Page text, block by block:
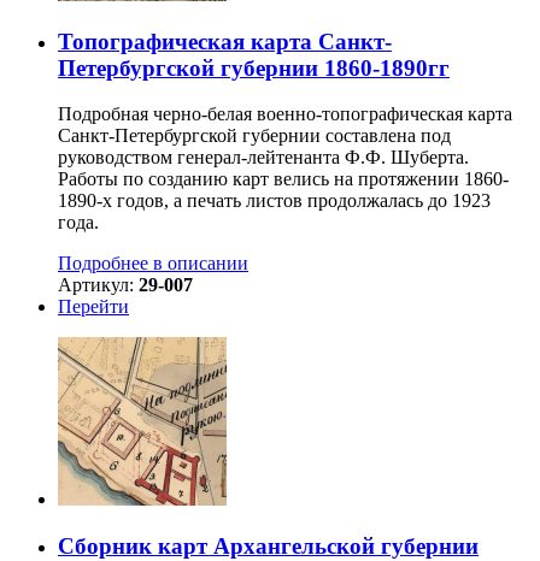
Топографическая карта Санкт-
Петербургской губернии 1860-1890гг
Подробная черно-белая военно-топографическая карта
Санкт-Петербургской губернии составлена под
руководством генерал-лейтенанта Ф.Ф. Шуберта.
Работы по созданию карт велись на протяжении 1860-
1890-х годов, а печать листов продолжалась до 1923
года.
Подробнее в описании
Артикул: 29-007
Перейти
Сборник карт Архангельской губернии